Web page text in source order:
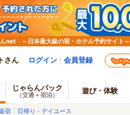
net ～日本最大級の宿・ホテル予約サイト～
さん ログイン 会員登録
じゃらんパック
（交通＋宿泊） 遊び・体験
宿 日帰り・デイユース